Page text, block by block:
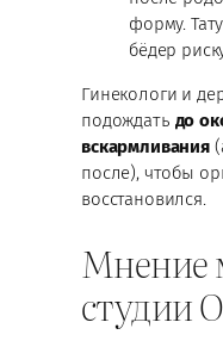
форму.
бёдер
Гинекологи и
подождать до
вскармливания
после), чтобы
восстановился.
Мнение
студии